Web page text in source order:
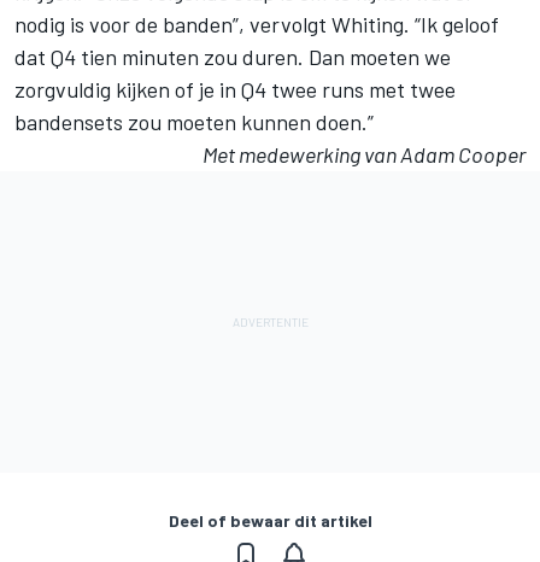
nodig is voor de banden”, vervolgt Whiting. “Ik geloof
dat Q4 tien minuten zou duren. Dan moeten we
zorgvuldig kijken of je in Q4 twee runs met twee
bandensets zou moeten kunnen doen.”
Met medewerking van Adam Cooper
Deel of bewaar dit artikel